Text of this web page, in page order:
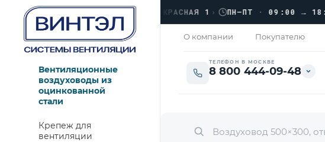
ЗАКРЫТО › ЛЮБЕРЦЫ, УЛ. КРАСНАЯ 1› ПН–ПТ · 09:00 → 18:00
О компании Покупателю
ТЕЛЕФОН В МОСКВЕ
8 800 444-09-48
Вентиляционные
воздуховоды из
оцинкованной
стали
Крепеж для
вентиляции